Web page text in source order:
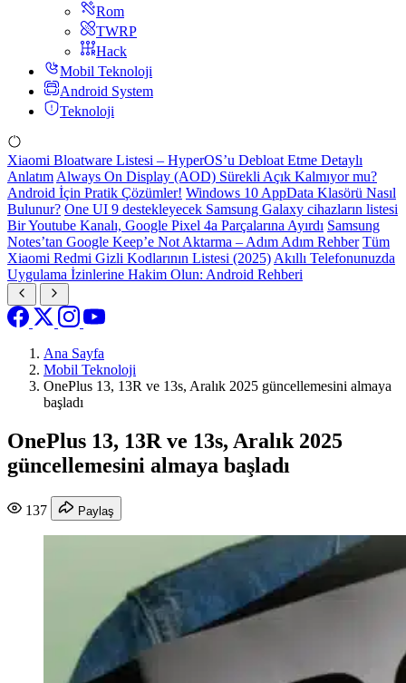
Rom
TWRP
Hack
Mobil Teknoloji
Android System
Teknoloji
Xiaomi Bloatware Listesi – HyperOS’u Debloat Etme Detaylı
Anlatım Always On Display (AOD) Sürekli Açık Kalmıyor mu?
Android İçin Pratik Çözümler! Windows 10 AppData Klasörü Nasıl
Bulunur? One UI 9 destekleyecek Samsung Galaxy cihazların listesi
Bir Youtube Kanalı, Google Pixel 4a Parçalarına Ayırdı Samsung
Notes’tan Google Keep’e Not Aktarma – Adım Adım Rehber Tüm
Xiaomi Redmi Gizli Kodlarının Listesi (2025) Akıllı Telefonunuzda
Uygulama İzinlerine Hakim Olun: Android Rehberi
Ana Sayfa
Mobil Teknoloji
OnePlus 13, 13R ve 13s, Aralık 2025 güncellemesini almaya
başladı
OnePlus 13, 13R ve 13s, Aralık 2025
güncellemesini almaya başladı
137 Paylaş